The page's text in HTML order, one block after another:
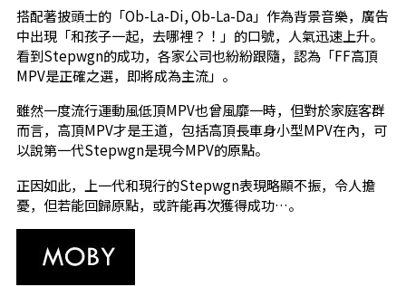
搭配著披頭士的「Ob-La-Di, Ob-La-Da」作為背景音樂，廣告
中出現「和孩子一起，去哪裡？！」的口號，人氣迅速上升。
看到Stepwgn的成功，各家公司也紛紛跟隨，認為「FF高頂
MPV是正確之選，即將成為主流」。
雖然一度流行運動風低頂MPV也曾風靡一時，但對於家庭客群
而言，高頂MPV才是王道，包括高頂長車身小型MPV在內，可
以說第一代Stepwgn是現今MPV的原點。
正因如此，上一代和現行的Stepwgn表現略顯不振，令人擔
憂，但若能回歸原點，或許能再次獲得成功…。